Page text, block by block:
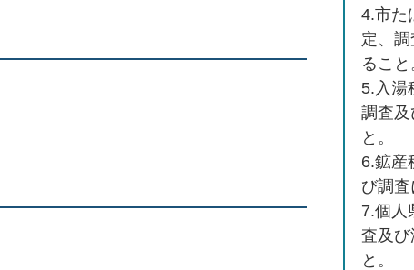
4.市た
定、
ること
5.入湯
調査及
と。
6.鉱産
び調査
7.個人
査及び
と。